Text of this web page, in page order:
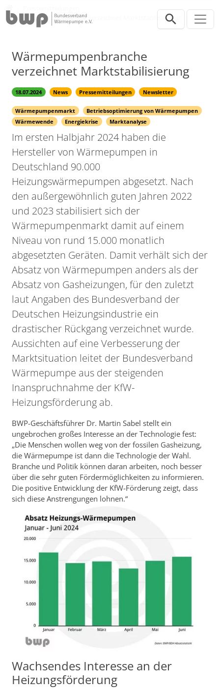
Wärmepumpenbranche verzeichnet Marktstabilisierung
Wärmepumpenbranche
verzeichnet Marktstabilisierung
18.07.2024 News Pressemitteilungen Newsletter
Wärmepumpenmarkt
Betriebsoptimierung von Wärmepumpen
Wärmewende
Energiekrise Marktanalyse
Im ersten Halbjahr 2024 haben die
Hersteller von Wärmepumpen in
Deutschland 90.000
Heizungswärmepumpen abgesetzt. Nach
den außergewöhnlich guten Jahren 2022
und 2023 stabilisiert sich der
Wärmepumpenmarkt damit auf einem
Niveau von rund 15.000 monatlich
abgesetzten Geräten. Damit verhält sich der
Absatz von Wärmepumpen anders als der
Absatz von Gasheizungen, für den zuletzt
laut Angaben des Bundesverband der
Deutschen Heizungsindustrie ein
drastischer Rückgang verzeichnet wurde.
Aussichten auf eine Verbesserung der
Marktsituation leitet der Bundesverband
Wärmepumpe aus der steigenden
Inanspruchnahme der KfW-
Heizungsförderung ab.
BWP-Geschäftsführer Dr. Martin Sabel stellt ein
ungebrochen großes Interesse an der Technologie fest:
„Die Menschen wollen weg von der fossilen Gasheizung,
die Wärmepumpe ist dann die Technologie der Wahl.
Branche und Politik können daran arbeiten, noch besser
über die sehr guten Fördermöglichkeiten zu informieren.
Die positive Entwicklung der KfW-Förderung zeigt, dass
sich diese Anstrengungen lohnen.“
Wachsendes Interesse an der
Heizungsförderung